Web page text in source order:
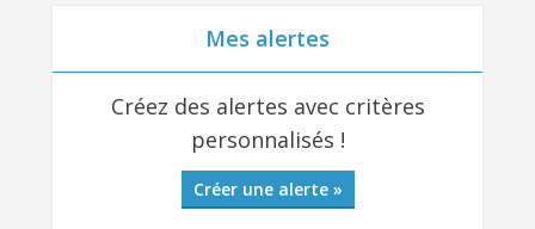
Mes alertes
Créez des alertes avec critères
personnalisés !
Créer une alerte »